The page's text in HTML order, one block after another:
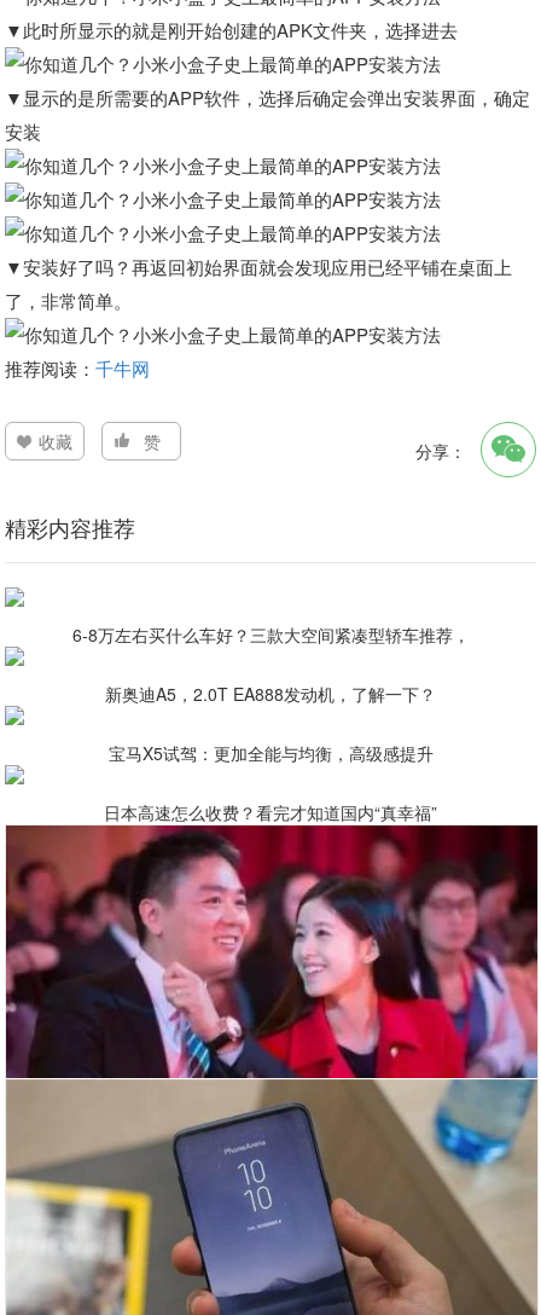
▼此时所显示的就是刚开始创建的APK文件夹，选择进去
▼显示的是所需要的APP软件，选择后确定会弹出安装界面，确定
安装
▼安装好了吗？再返回初始界面就会发现应用已经平铺在桌面上
了，非常简单。
推荐阅读：千牛网
收藏 赞 分享：
精彩内容推荐
6-8万左右买什么车好？三款大空间紧凑型轿车推荐，
新奥迪A5，2.0T EA888发动机，了解一下？
宝马X5试驾：更加全能与均衡，高级感提升
日本高速怎么收费？看完才知道国内“真幸福”